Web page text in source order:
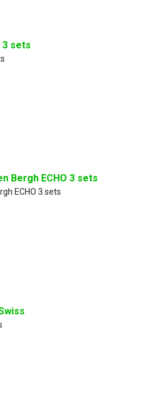
3 sets
Bergh ECHO 3 sets
ECHO 3 sets